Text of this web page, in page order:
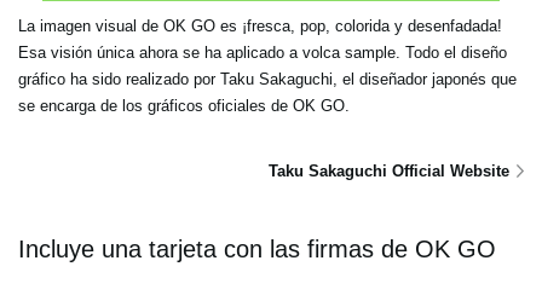
La imagen visual de OK GO es ¡fresca, pop, colorida y desenfadada!
Esa visión única ahora se ha aplicado a volca sample. Todo el diseño
gráfico ha sido realizado por Taku Sakaguchi, el diseñador japonés que
se encarga de los gráficos oficiales de OK GO.
Taku Sakaguchi Official Website
Incluye una tarjeta con las firmas de OK GO